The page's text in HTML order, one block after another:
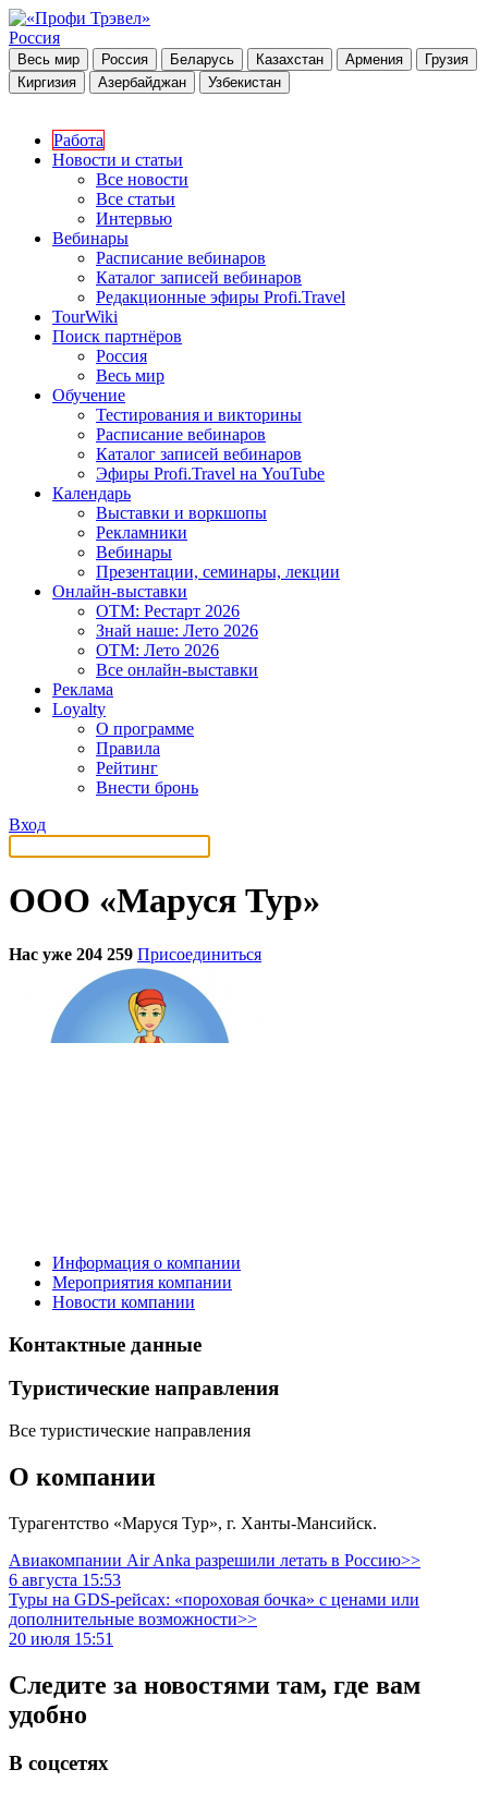
Россия
Весь мир Россия Беларусь Казахстан Армения
Грузия
Киргизия
Азербайджан Узбекистан
Работа
Новости и статьи
Все новости
Все статьи
Интервью
Вебинары
Расписание вебинаров
Каталог записей вебинаров
Редакционные эфиры Profi.Travel
TourWiki
Поиск партнёров
Россия
Весь мир
Обучение
Тестирования и викторины
Расписание вебинаров
Каталог записей вебинаров
Эфиры Profi.Travel на YouTube
Календарь
Выставки и воркшопы
Рекламники
Вебинары
Презентации, семинары, лекции
Онлайн-выставки
OTM: Рестарт 2026
Знай наше: Лето 2026
OTM: Лето 2026
Все онлайн-выставки
Реклама
Loyalty
О программе
Правила
Рейтинг
Внести бронь
Вход
ООО «Маруся Тур»
Нас уже 204 259 Присоединиться
Информация о компании
Мероприятия компании
Новости компании
Контактные данные
Туристическиe направления
Все туристические направления
О компании
Турагентство «Маруся Тур», г. Ханты-Мансийск.
Авиакомпании Air Anka разрешили летать в Россию>>
6 августа 15:53
Туры на GDS-рейсах: «пороховая бочка» с ценами или
дополнительные возможности>>
20 июля 15:51
Следите за новостями там, где вам
удобно
В соцсетях